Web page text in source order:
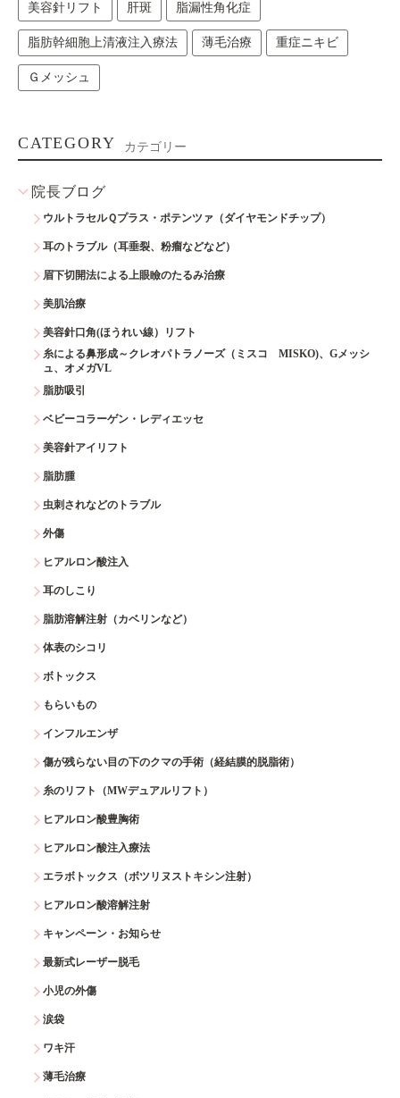
美容針リフト 肝斑 脂漏性角化症
脂肪幹細胞上清液注入療法 薄毛治療 重症ニキビ
Ｇメッシュ
CATEGORY カテゴリー
院長ブログ
ウルトラセルＱプラス・ポテンツァ（ダイヤモンドチップ）
耳のトラブル（耳垂裂、粉瘤などなど）
眉下切開法による上眼瞼のたるみ治療
美肌治療
美容針口角(ほうれい線）リフト
糸による鼻形成～クレオパトラノーズ（ミスコ MISKO)、Gメッシ
ュ、オメガVL
脂肪吸引
ベビーコラーゲン・レディエッセ
美容針アイリフト
脂肪腫
虫刺されなどのトラブル
外傷
ヒアルロン酸注入
耳のしこり
脂肪溶解注射（カベリンなど）
体表のシコリ
ボトックス
もらいもの
インフルエンザ
傷が残らない目の下のクマの手術（経結膜的脱脂術）
糸のリフト（MWデュアルリフト）
ヒアルロン酸豊胸術
ヒアルロン酸注入療法
エラボトックス（ボツリヌストキシン注射）
ヒアルロン酸溶解注射
キャンペーン・お知らせ
最新式レーザー脱毛
小児の外傷
涙袋
ワキ汗
薄毛治療